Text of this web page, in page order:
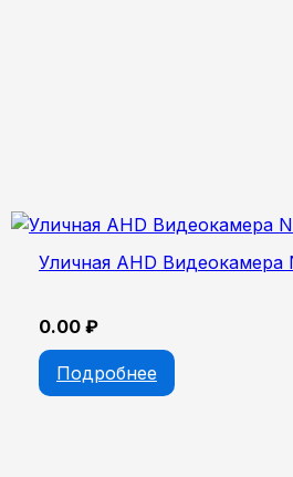
Уличная AHD Видеокамера
0.00 ₽
Подробнее